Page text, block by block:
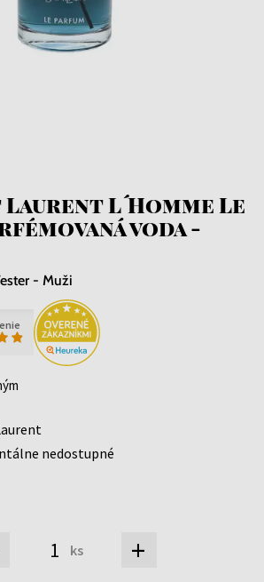
L´Homme Le
voda -
- Muži
nedostupné
ks +